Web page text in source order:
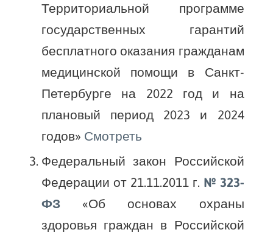
Территориальной программе
государственных гарантий
бесплатного оказания гражданам
медицинской помощи в Санкт-
Петербурге на 2022 год и на
плановый период 2023 и 2024
годов» Смотреть
Федеральный закон Российской
Федерации от 21.11.2011 г. № 323-
ФЗ «Об основах охраны
здоровья граждан в Российской